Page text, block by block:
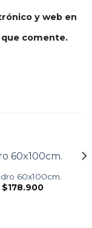
y web en
comente.
60x100cm.
$178.900